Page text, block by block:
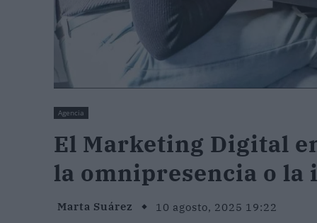
Agencia
El Marketing Digital
la omnipresencia o la
Marta Suárez 10 agosto, 2025 19:22